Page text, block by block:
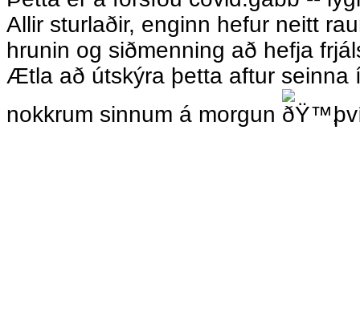
Allir sturlaðir, enginn hefur neitt
hrunin og siðmenning að hefja
Ætla að útskýra þetta aftur seinna
nokkrum sinnum á morgun